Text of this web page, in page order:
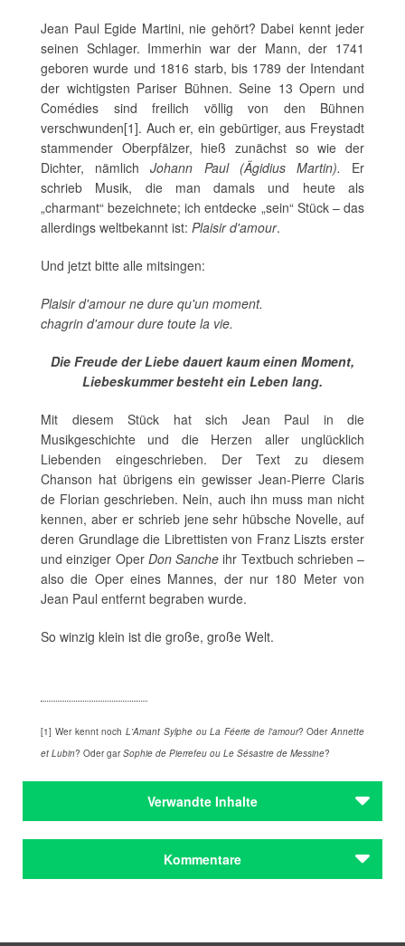
Jean Paul Egide Martini, nie gehört? Dabei kennt jeder
seinen Schlager. Immerhin war der Mann, der 1741
geboren wurde und 1816 starb, bis 1789 der Intendant
der wichtigsten Pariser Bühnen. Seine 13 Opern und
Comédies sind freilich völlig von den Bühnen
verschwunden[1]. Auch er, ein gebürtiger, aus Freystadt
stammender Oberpfälzer, hieß zunächst so wie der
Dichter, nämlichJohann Paul (Ägidius Martin). Er
schrieb Musik, die man damals und heute als
„charmant“ bezeichnete; ich entdecke „sein“ Stück – das
allerdings weltbekannt ist: Plaisir d'amour.
Und jetzt bitte alle mitsingen:
Plaisir d'amour ne dure qu'un moment.
chagrin d'amour dure toute la vie.
Die Freude der Liebe dauert kaum einen Moment,
Liebeskummer besteht ein Leben lang.
Mit diesem Stück hat sich Jean Paul in die
Musikgeschichte und die Herzen aller unglücklich
Liebenden eingeschrieben. Der Text zu diesem
Chanson hat übrigens ein gewisser Jean-Pierre Claris
de Florian geschrieben. Nein, auch ihn muss man nicht
kennen, aber er schrieb jene sehr hübsche Novelle, auf
deren Grundlage die Librettisten von Franz Liszts erster
und einziger Oper Don Sanche ihr Textbuch schrieben –
also die Oper eines Mannes, der nur 180 Meter von
Jean Paul entfernt begraben wurde.
So winzig klein ist die große, große Welt.
[1] Wer kennt noch L'Amant Sylphe ou La Féerie de l'amour? Oder Annette
et Lubin? Oder garSophie de Pierrefeu ou Le Sésastre de Messine?
Verwandte Inhalte
Kommentare